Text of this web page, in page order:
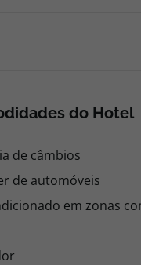
do Hotel
de câmbios
de automóveis
em zonas